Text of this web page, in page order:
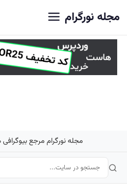
مجله نورگرام
مجله نورگرام مرجع بیوگرافی